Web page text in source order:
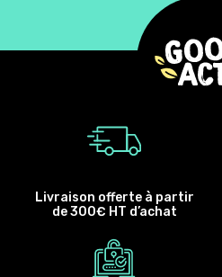
Livraison offerte à partir
de 300€ HT d’achat